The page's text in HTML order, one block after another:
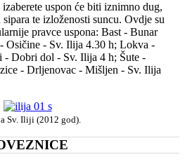
uspon će biti iznimno dug,
te izloženosti suncu. Ovdje su
pravce uspona: Bast - Bunar
Osičine - Sv. Ilija 4.30 h; Lokva -
Dobri dol - Sv. Ilija 4 h; Šute -
- Drljenovac - Mišljen - Sv. Ilija
Sv. Iliji (2012 god).